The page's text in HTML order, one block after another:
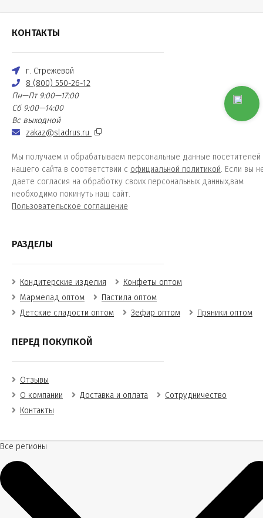
КОНТАКТЫ
г. Стрежевой
8 (800) 550-26-12
Пн—Пт 9:00—17:00
Сб 9:00—14:00
Вс выходной
zakaz@sladrus.ru
Мы получаем и обрабатываем персональные данные посетителей
нашего сайта в соответствии с официальной политикой. Если вы
даете согласия на обработку своих персональных данных,вам
необходимо покинуть наш сайт.
Пользовательское соглашение
РАЗДЕЛЫ
Кондитерские изделия
Конфеты оптом
Мармелад оптом
Пастила оптом
Детские сладости оптом
Зефир оптом Пряники оптом
ПЕРЕД ПОКУПКОЙ
Отзывы
О компании
Доставка и оплата
Сотрудничество
Контакты
Все регионы